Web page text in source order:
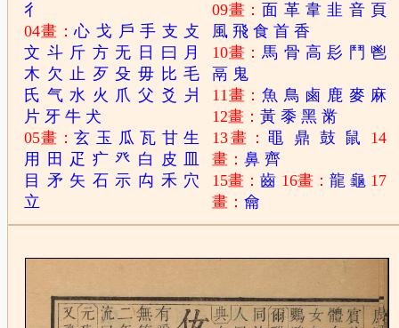
彳
04畫：心 戈 戶 手 支 攴
文 斗 斤 方 无 日 曰 月
木 欠 止 歹 殳 毋 比 毛
氏 气 水 火 爪 父 爻 爿
片 牙 牛 犬
05畫：玄 玉 瓜 瓦 甘 生
用
田 疋 疒 癶 白 皮
目
矛 矢 石 示 禸 禾 穴
立
09畫： 面 革 韋 韭 音 頁
風 飛 食 首 香
10畫：馬 骨 高 髟 鬥 鬯
鬲 鬼
11畫：魚 鳥 鹵 鹿 麥 麻
12畫：黃 黍 黑 黹
13畫： 黽 鼎 鼓 鼠
14
畫：鼻 齊
15畫：齒 16畫： 龍 龜 17
畫：龠